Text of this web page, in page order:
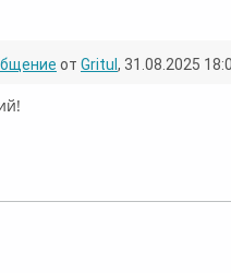
от Gritul , 31.08.2025